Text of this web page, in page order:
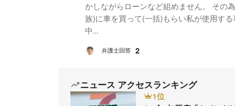
かしながらローンなど組めません。 その為相談させてい
族)に車を買って(一括)もらい私が使用す
中...
弁護士回答 2
ニュース アクセスランキング
1位